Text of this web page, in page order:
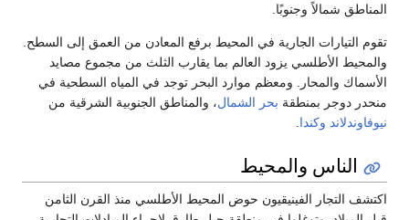
المناطق شمالاً وجنوبًا.
تقوم التيارات الجارية في المحيط برفع المعادن من العمق إلى السطح.
والمحيط الأطلسي يزود العالم بما يقارب الثلث من مجموع مصايد
الأسماك والمحار. ومعظم موارد البحر توجد في المياه السطحية في
منحدر دوجر بمنطقة بحر الشمال، والمناطق الجنوبية الشرقية من
نيوفاوندلاند وكندا
الناس والمحيط
اكتشف التجار الفينيقيون حوض المحيط الأطلسي منذ القرن الثامن